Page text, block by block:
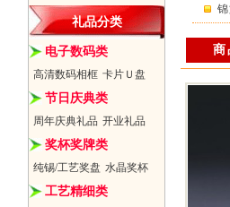
礼品分类
电子数码类
高清数码相框 卡片Ｕ盘
节日庆典类
周年庆典礼品 开业礼品
奖杯奖牌类
纯锡/工艺奖盘 水晶奖杯
工艺精细类
商